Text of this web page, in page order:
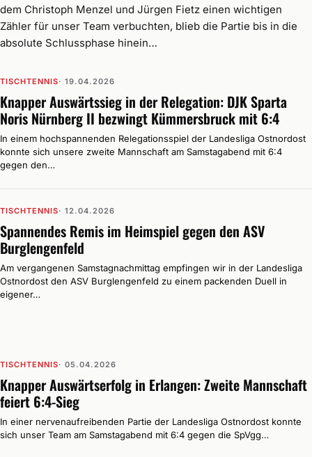
dem Christoph Menzel und Jürgen Fietz einen wichtigen
Zähler für unser Team verbuchten, blieb die Partie bis in die
absolute Schlussphase hinein…
TISCHTENNIS· 19.04.2026
Knapper Auswärtssieg in der Relegation: DJK Sparta
Noris Nürnberg II bezwingt Kümmersbruck mit 6:4
In einem hochspannenden Relegationsspiel der Landesliga Ostnordost
konnte sich unsere zweite Mannschaft am Samstagabend mit 6:4
gegen den…
TISCHTENNIS· 12.04.2026
Spannendes Remis im Heimspiel gegen den ASV
Burglengenfeld
Am vergangenen Samstagnachmittag empfingen wir in der Landesliga
Ostnordost den ASV Burglengenfeld zu einem packenden Duell in
eigener…
TISCHTENNIS· 05.04.2026
Knapper Auswärtserfolg in Erlangen: Zweite Mannschaft
feiert 6:4-Sieg
In einer nervenaufreibenden Partie der Landesliga Ostnordost konnte
sich unser Team am Samstagabend mit 6:4 gegen die SpVgg…